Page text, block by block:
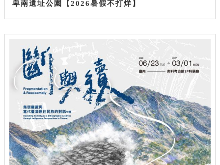
卑南遺址公園【2026暑假不打烊】